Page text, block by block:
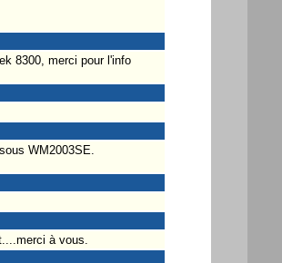
8300, merci pour l'info
WM2003SE.
à vous.